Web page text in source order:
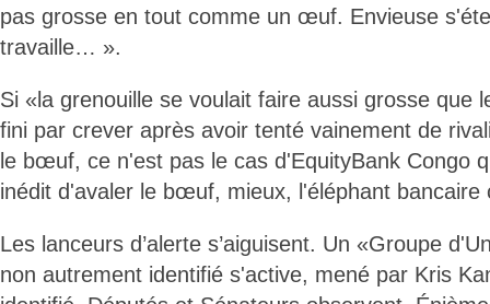
pas grosse en tout comme un œuf. Envieuse
travaille… ».
Si «la grenouille se voulait faire aussi grosse que
fini par crever après avoir tenté vainement de
le bœuf, ce n'est pas le cas d'EquityBank Congo
inédit d'avaler le bœuf, mieux, l'éléphant bancaire
Les lanceurs d’alerte s’aiguisent. Un «Groupe
non autrement identifié s'active, mené par Kris